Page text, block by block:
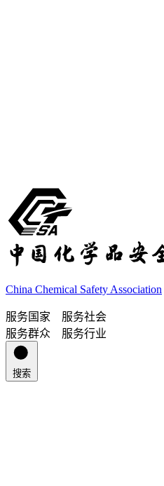
China Chemical Safety Association
服务国家 服务社会
服务群众 服务行业
搜索